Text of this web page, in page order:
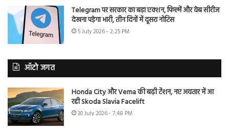
Telegram पर सरकार का बड़ा एक्शन, फिल्में और वेब सीरीज
देखना पड़ेगा भारी, तीन दिनों में दूसरा नोटिस
5 July 2026 - 2:25 PM
ऑटो जगत
Honda City और Verna की बढ़ी टेंशन, नए अवतार में आ
रही Skoda Slavia Facelift
30 July 2026 - 7:48 PM